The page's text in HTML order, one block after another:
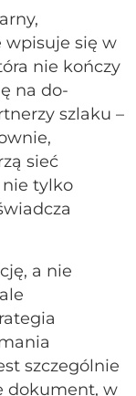
wpisuje się w
nie kończy
na do-
szlaku –
sieć
tylko
a nie
szczególnie
dokument, w